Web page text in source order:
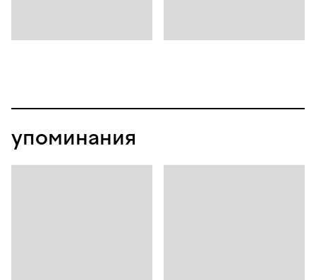
упоминания